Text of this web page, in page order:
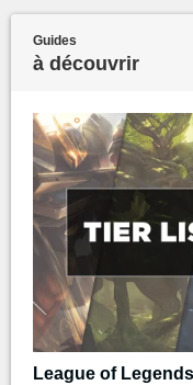
Guides
à découvrir
League of